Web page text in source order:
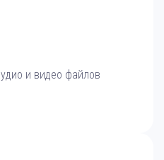
и видео файлов